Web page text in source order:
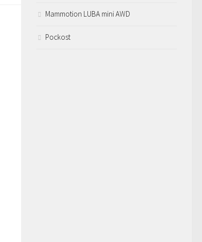
Mammotion LUBA mini AWD
Pockost